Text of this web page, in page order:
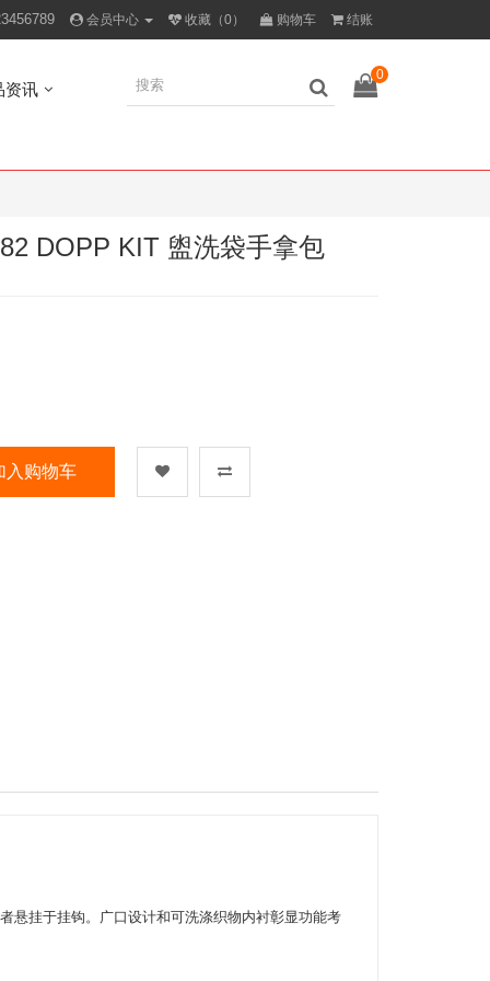
会员中心 收藏（0） 购物车 结账
资讯
0
DOPP KIT 盥洗袋手拿包
入购物车
悬挂于挂钩。广口设计和可洗涤织物内衬彰显功能考